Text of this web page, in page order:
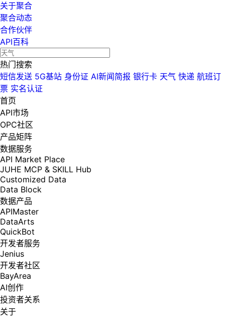
关于聚合
聚合动态
合作伙伴
API百科
热门搜索
短信发送 5G基站 身份证 AI新闻简报 银行卡 天气 快递 航班订
票 实名认证
首页
API市场
OPC社区
产品矩阵
数据服务
API Market Place
JUHE MCP & SKILL Hub
Customized Data
Data Block
数据产品
APIMaster
DataArts
QuickBot
开发者服务
Jenius
开发者社区
BayArea
AI创作
投资者关系
关于